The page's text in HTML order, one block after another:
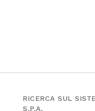
RICERCA SUL
S.P.A.